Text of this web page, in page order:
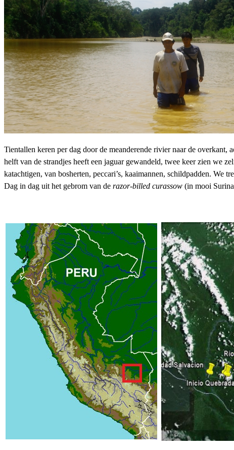
Tientallen keren per dag door de meanderende rivier naar de
helft van de strandjes heeft een jaguar gewandeld, twee keer zien we
katachtigen, van bosherten, peccari’s, kaaimannen, schildpadden. We
Dag in dag uit het gebrom van de razor-billed curassow (in mooi